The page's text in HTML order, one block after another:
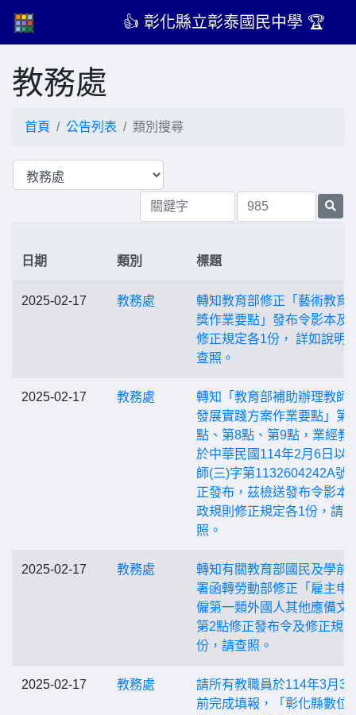
👍 彰化縣立彰泰國民中學 🏆
教務處
首頁 公告列表 類別搜尋
日期 類別 標題
2025-02-17 教務處
轉知教育部修正「藝術教育
獎作業要點」發布令影本及
修正規定各1份， 詳如說明
查照。
2025-02-17 教務處
轉知「教育部補助辦理教師
發展實踐方案作業要點」第5
點、第8點、第9點，業經教
於中華民國114年2月6日以
師(三)字第1132604242A號
正發布，茲檢送發布令影本
政規則修正規定各1份，請查
照。
2025-02-17 教務處
轉知有關教育部國民及學前
署函轉勞動部修正「雇主申
僱第一類外國人其他應備文
第2點修正發布令及修正規
份，請查照。
2025-02-17 教務處
請所有教職員於114年3月31
前完成填報，「彰化縣數位